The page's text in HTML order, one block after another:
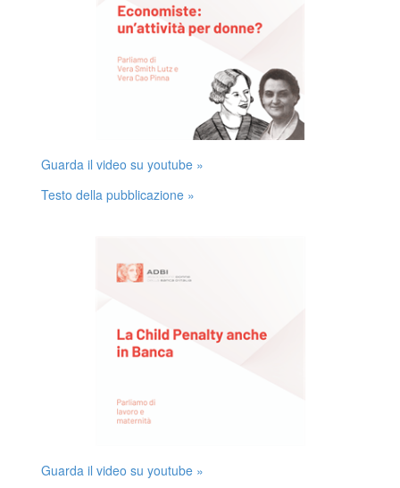
Guarda il video su youtube »
Testo della pubblicazione »
Guarda il video su youtube »